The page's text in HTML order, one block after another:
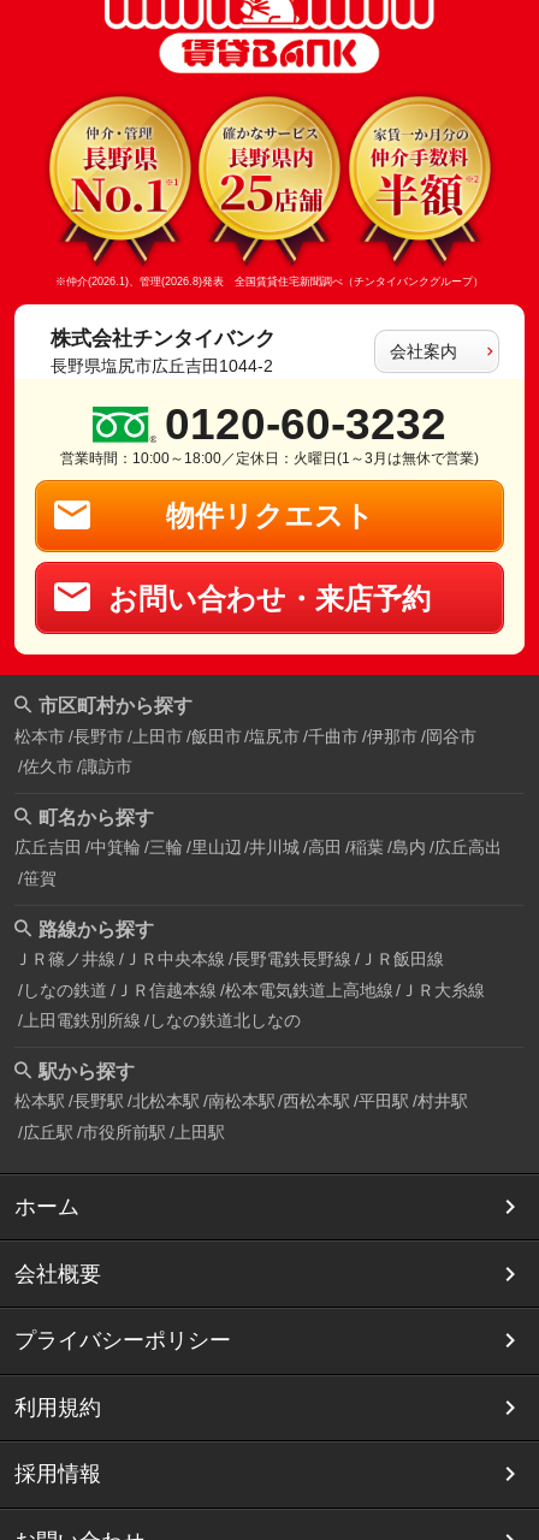
※仲介(2026.1)、管理(2026.8)発表 全国賃貸住宅新聞調べ（チンタイバンクグループ）
株式会社チンタイバンク
長野県塩尻市広丘吉田1044-2
会社案内
0120-60-3232
営業時間：10:00～18:00／定休日：火曜日(1～3月は無休で営業)
物件リクエスト
お問い合わせ・来店予約
市区町村から探す
松本市 長野市 上田市 飯田市 塩尻市 千曲市 伊那市 岡谷市
佐久市 諏訪市
町名から探す
広丘吉田 中箕輪 三輪 里山辺 井川城 高田 稲葉 島内 広丘高出
笹賀
路線から探す
ＪＲ篠ノ井線 ＪＲ中央本線 長野電鉄長野線 ＪＲ飯田線
しなの鉄道 ＪＲ信越本線 松本電気鉄道上高地線
ＪＲ大糸線
上田電鉄別所線 しなの鉄道北しなの
駅から探す
松本駅 長野駅 北松本駅 南松本駅 西松本駅 平田駅 村井駅
広丘駅 市役所前駅 上田駅
ホーム
会社概要
プライバシーポリシー
利用規約
採用情報